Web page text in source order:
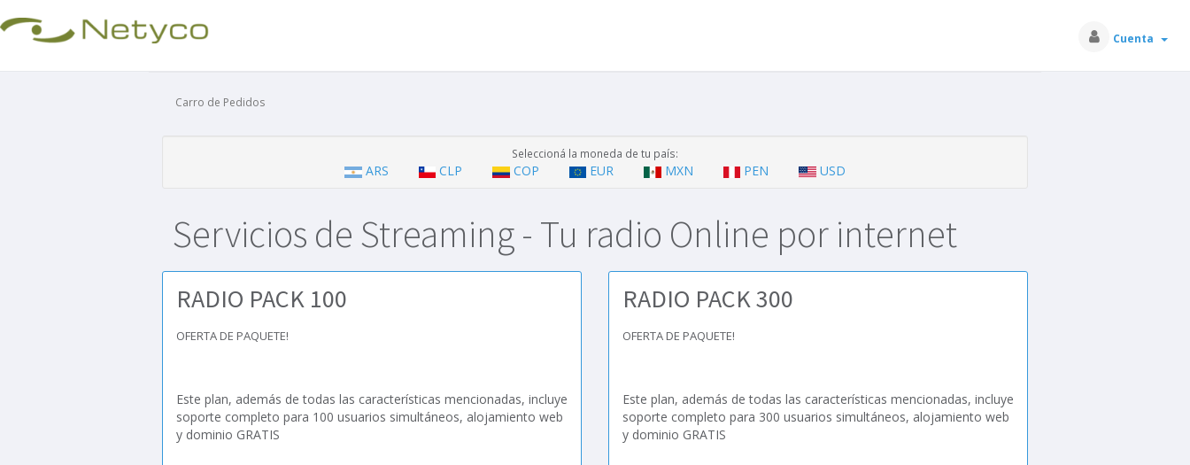
Cuenta
Carro de Pedidos
Seleccioná la moneda de tu país:
ARS CLP COP EUR MXN PEN USD
Servicios de Streaming - Tu radio Online por internet
RADIO PACK 100
OFERTA DE PAQUETE!
Este plan, además de todas las características mencionadas, incluye
soporte completo para 100 usuarios simultáneos, alojamiento web
y dominio GRATIS
RADIO PACK 300
OFERTA DE PAQUETE!
Este plan, además de todas las características mencionadas, incluye
soporte completo para 300 usuarios simultáneos, alojamiento web
y dominio GRATIS